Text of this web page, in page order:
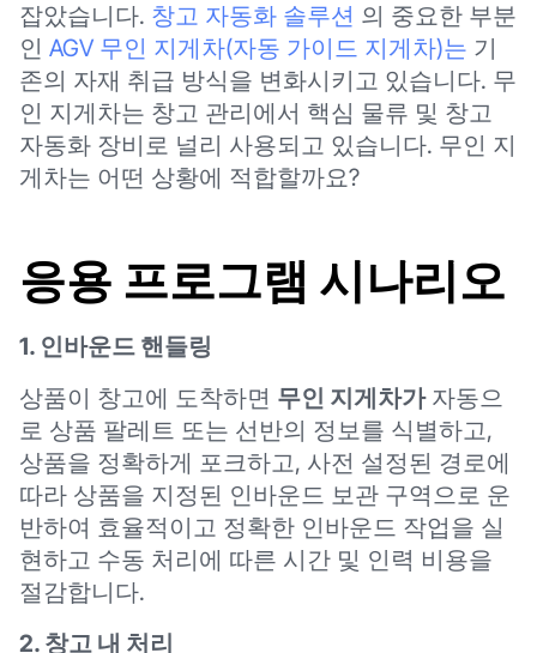
잡았습니다. 창고 자동화 솔루션 의 중요한 부분
인 AGV 무인 지게차(자동 가이드 지게차)는 기
존의 자재 취급 방식을 변화시키고 있습니다. 무
인 지게차는 창고 관리에서 핵심 물류 및 창고
자동화 장비로 널리 사용되고 있습니다. 무인 지
게차는 어떤 상황에 적합할까요?
응용 프로그램 시나리오
1. 인바운드 핸들링
상품이 창고에 도착하면 무인 지게차가자동으
로 상품 팔레트 또는 선반의 정보를 식별하고,
상품을 정확하게 포크하고, 사전 설정된 경로에
따라 상품을 지정된 인바운드 보관 구역으로 운
반하여 효율적이고 정확한 인바운드 작업을 실
현하고 수동 처리에 따른 시간 및 인력 비용을
절감합니다.
2. 창고 내 처리